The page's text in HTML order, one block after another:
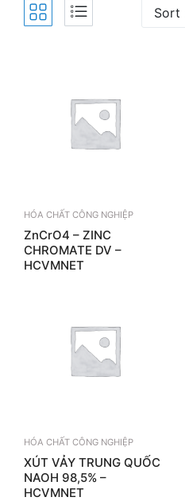
HÓA CHẤT CÔNG NGHIỆP
ZnCrO4 – ZINC
CHROMATE DV –
HCVMNET
HÓA CHẤT CÔNG NGHIỆP
XÚT VẢY TRUNG QUỐC
NAOH 98,5% –
HCVMNET